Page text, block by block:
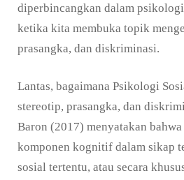
diperbincangkan dalam
ketika kita membuka topik
prasangka, dan diskriminasi.
Lantas, bagaimana Psikologi
stereotip, prasangka, dan
Baron (2017) menyatakan
komponen kognitif dalam sikap
sosial tertentu, atau secara